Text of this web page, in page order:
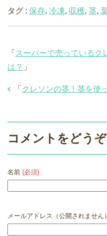
タグ : 保存, 冷凍, 収穫, 茎,
「 スーパーで売っているク
は？ 」
「 クレソンの茎！茎を使
コメントをどうぞ
名前 (必須)
メールアドレス（公開されません